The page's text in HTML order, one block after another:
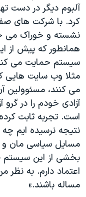
آلبوم دیگر در دست
کرد. با شرکت های
نشسته و خوراک می
همانطور که پیش از
سیستم حمایت می
مثلا وب سایت هایی
می کنند، مسئوولین
آزادی خودم را در گرو
است. تجربه ثابت
نتیجه نرسیده ایم
مسایل سیاسی مان
بخشی از این
اعتماد دارم. به نظر
مساله باشند.»